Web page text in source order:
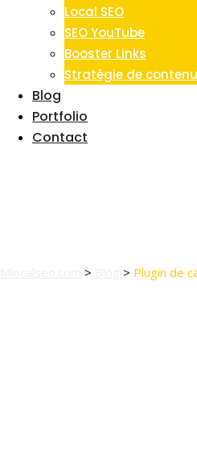
Local SEO
SEO YouTube
Booster Links
Stratégie de contenu
Blog
Portfolio
Contact
> > Plugin de